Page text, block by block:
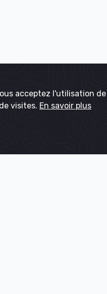
acceptez l'utilisation de
visites. En savoir plus